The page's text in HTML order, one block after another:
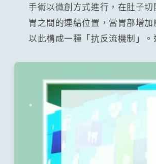
手術以微創方式進行，在肚子
胃之間的連結位置，當胃部增
以此構成一種「抗反流機制」